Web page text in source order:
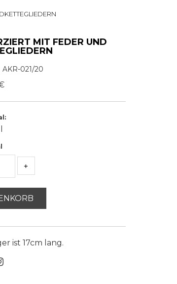
MIT FEDER UND
AKR-021/20
+
ist 17cm lang.